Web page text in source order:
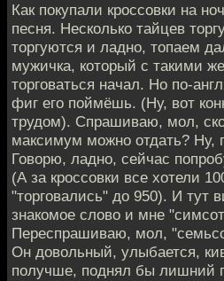
Как покупали кроссовки на
песня. Несколько тайцев
торгуются и ладно, топаем
мужичка, который с такими
торговаться начал. Но по-
фиг его поймёшь. (Ну, вот
трудом). Спрашиваю, мол,
максимум можно отдать? Ну,
Говорю, ладно, сейчас
(А за кроссовки все хотели
"торговались" до 950). И тут
знакомое слово и мне
Переспрашиваю, мол,
Он довольный, улыбается,
получше, поднял бы лишний